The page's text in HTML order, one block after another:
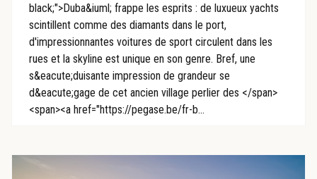
black;">Duba&iuml; frappe les esprits : de luxueux yachts
scintillent comme des diamants dans le port,
d'impressionnantes voitures de sport circulent dans les
rues et la skyline est unique en son genre. Bref, une
s&eacute;duisante impression de grandeur se
d&eacute;gage de cet ancien village perlier des </span>
<span><a href="https://pegase.be/fr-b...